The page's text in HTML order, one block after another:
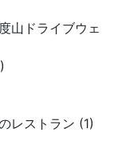
山ドライブウェ
レストラン (1)